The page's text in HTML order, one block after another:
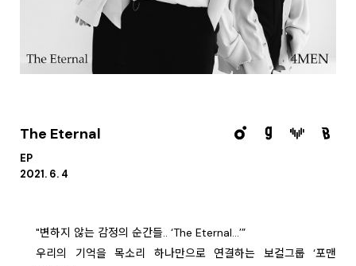
The Eternal
EP
2021. 6. 4
"변하지 않는 감정의 순간들.. ‘The Eternal…’”
우리의 기억을 목소리 하나만으로 연결하는 보컬그룹 ‘포맨